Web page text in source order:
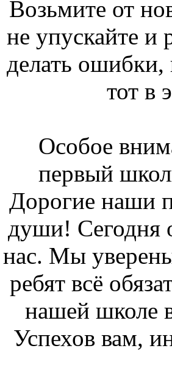
Возьмите от
не упускайте и
делать ошибки,
тот в
Особое
первый
Дорогие наши
души! Сегодня
нас. Мы
ребят всё
нашей школе
Успехов вам,